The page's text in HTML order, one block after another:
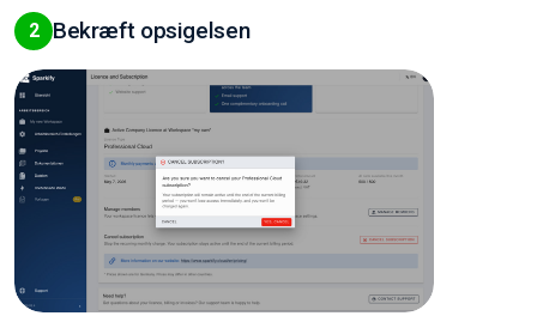
2 Bekræft opsigelsen